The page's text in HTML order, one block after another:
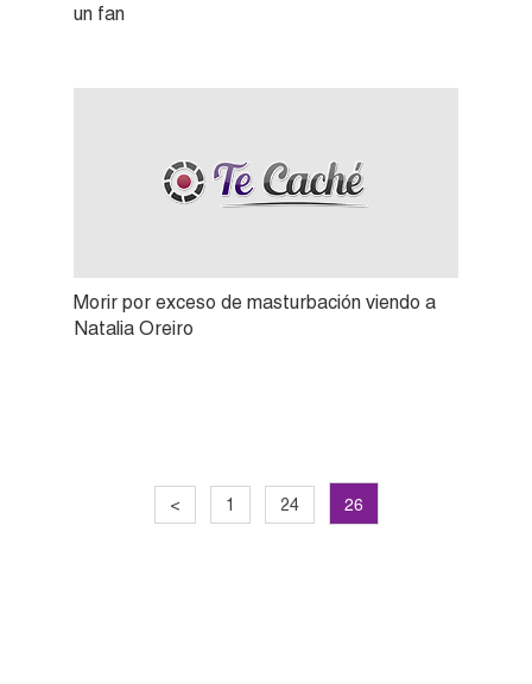
un fan
Morir por exceso de masturbación viendo a
Natalia Oreiro
< 1 24 26